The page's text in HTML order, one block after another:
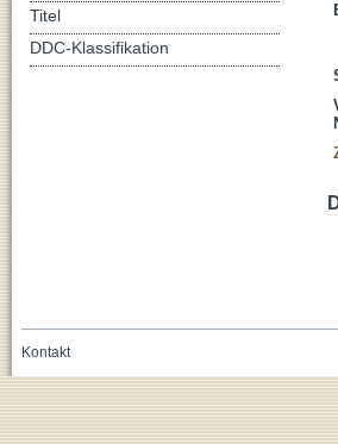
Titel
DDC-Klassifikation
Kontakt